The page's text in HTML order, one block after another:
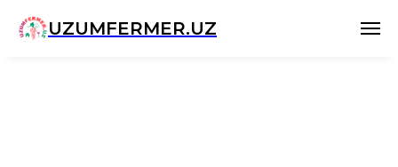
UZUMFERMER.UZ